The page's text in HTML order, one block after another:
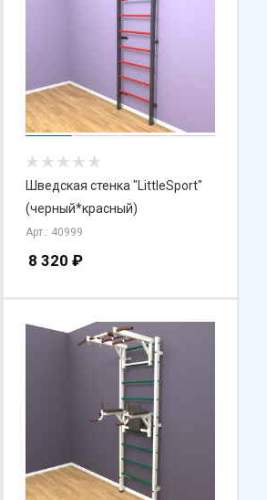
Шведская стенка "LittleSport"
(черный*красный)
Арт.: 40999
8 320 ₽